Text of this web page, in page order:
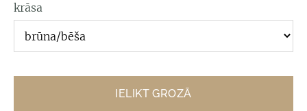
krāsa
IELIKT GROZĀ